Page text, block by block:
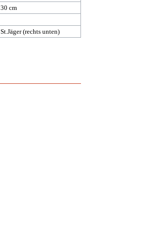
30 cm
St.Jäger (rechts unten)